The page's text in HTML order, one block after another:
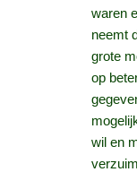
waren
neemt
grote
op
wil en